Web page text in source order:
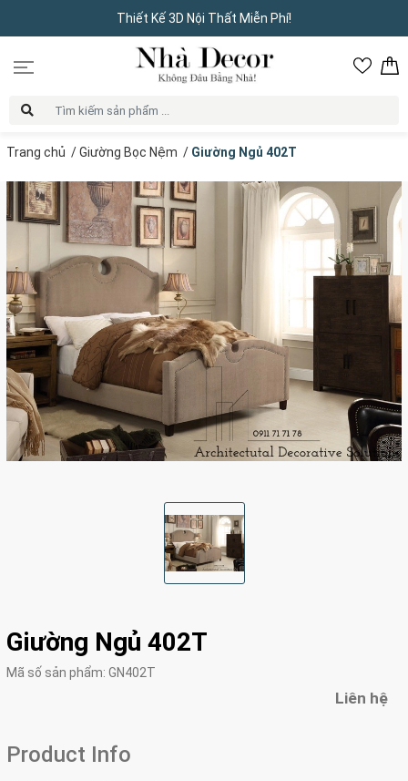
Thiết Kế 3D Nội Thất Miễn Phí!
Trang chủ /Giường Bọc Nệm / Giường Ngủ 402T
Giường Ngủ 402T
Mã số sản phẩm: GN402T
Liên hệ
Product Info